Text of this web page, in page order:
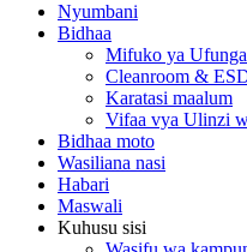
Nyumbani
Bidhaa
Mifuko ya
Cleanroom &
Karatasi maalum
Vifaa vya Ulinzi
Bidhaa moto
Wasiliana nasi
Habari
Maswali
Kuhusu sisi